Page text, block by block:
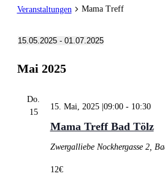
Veranstaltungen Mama Treff
15.05.2025 - 01.07.2025
wählen.
Mai 2025
Do.
15
15. Mai, 2025 |09:00- 10:30
Mama Treff Bad Tölz
Zwergalliebe Nockhergasse 2,
12€